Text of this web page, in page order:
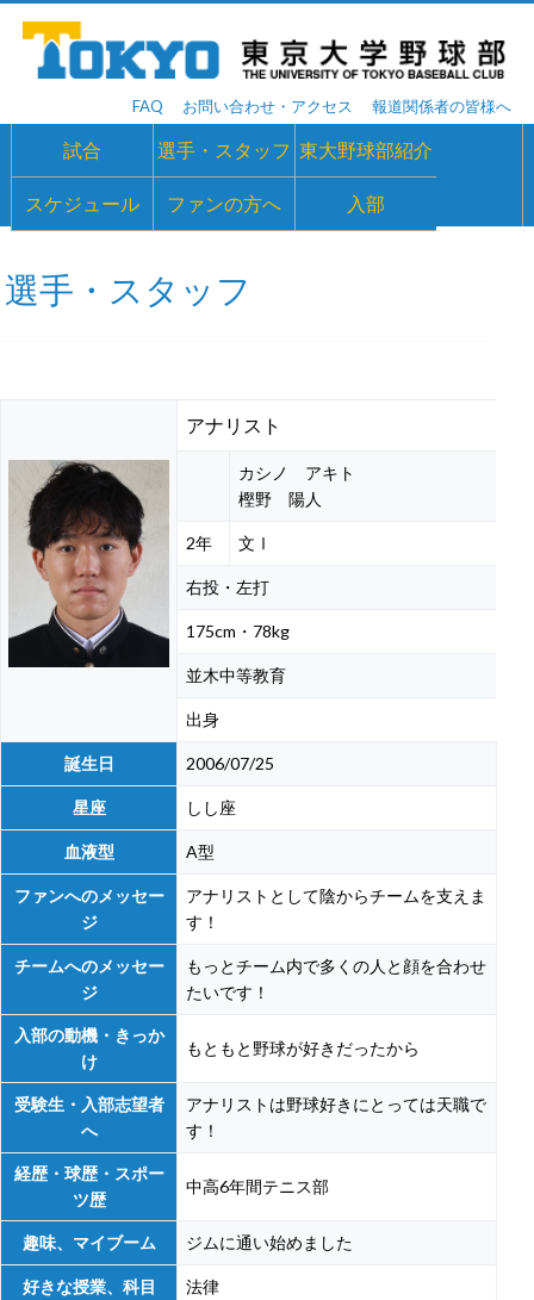
FAQ お問い合わせ・アクセス 報道関係者の皆様へ
試合 選手・スタッフ 東大野球部紹介
スケジュール ファンの方へ 入部
選手・スタッフ
アナリスト
カシノ アキト
樫野 陽人
2年 文Ⅰ
右投・左打
175cm・78kg
並木中等教育
出身
誕生日 2006/07/25
星座 しし座
血液型 A型
ファンへのメッセー
ジ
アナリストとして陰からチームを支えま
す！
チームへのメッセー
ジ
もっとチーム内で多くの人と顔を合わせ
たいです！
入部の動機・きっか
け
もともと野球が好きだったから
受験生・入部志望者
へ
アナリストは野球好きにとっては天職で
す！
経歴・球歴・スポー
ツ歴
中高6年間テニス部
趣味、マイブーム ジムに通い始めました
好きな授業、科目 法律